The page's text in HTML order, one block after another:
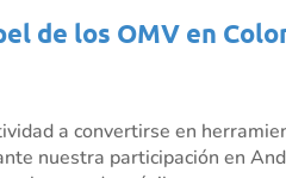
de los OMV en
a convertirse en
nuestra participación en